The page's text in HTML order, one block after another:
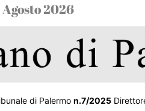
2026
di Palermo n.7/2025